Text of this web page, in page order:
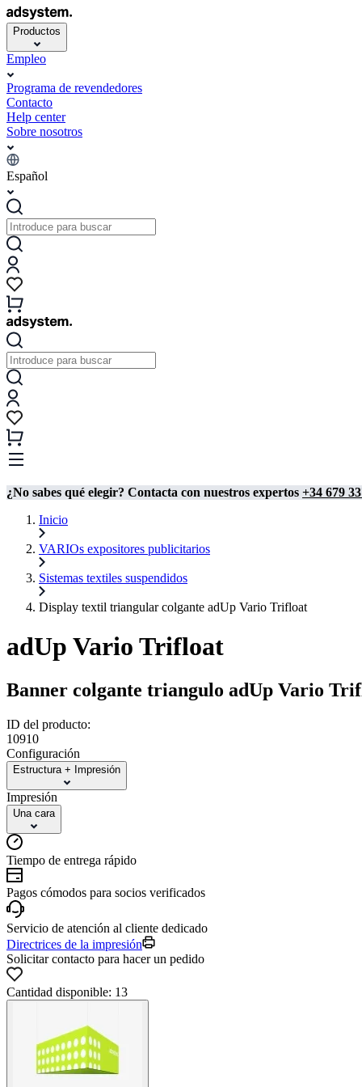
Productos
Empleo
Programa de revendedores
Contacto
Help center
Sobre nosotros
Español
¿No sabes qué elegir? Contacta con nuestros expertos +34 679
Inicio
VARIOs expositores publicitarios
Sistemas textiles suspendidos
Display textil triangular colgante adUp Vario Trifloat
adUp Vario Trifloat
Banner colgante triangulo adUp Vario
ID del producto:
10910
Configuración
Estructura + Impresión
Impresión
Una cara
Tiempo de entrega rápido
Pagos cómodos para socios verificados
Servicio de atención al cliente dedicado
Directrices de la impresión
Solicitar contacto para hacer un pedido
Cantidad disponible: 13